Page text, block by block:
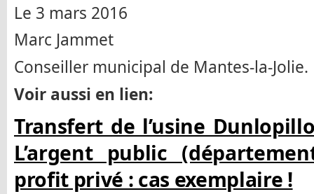
Le 3 mars 2016
Marc Jammet
Conseiller municipal de Mantes-la-Jolie.
Voir aussi en lien:
Transfert de l’usine
L’argent public
profit privé : cas exemplaire !